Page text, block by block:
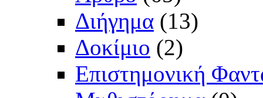
Διήγημα (13)
Δοκίμιο (2)
Επιστημονική